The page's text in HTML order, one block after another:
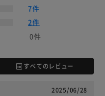
7件
2件
0件
すべてのレビュー
2025/06/28